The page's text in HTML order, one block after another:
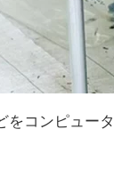
をコンピュー